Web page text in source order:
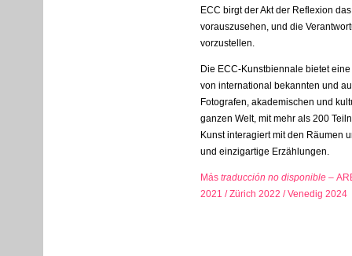
ECC birgt der Akt der Reflexion
vorauszusehen, und die
vorzustellen.
Die ECC-Kunstbiennale bietet
von international bekannten und
Fotografen, akademischen und
ganzen Welt, mit mehr als 200
Kunst interagiert mit den Räumen
und einzigartige Erzählungen.
Más traducción no disponible –
2021 / Zürich 2022 / Venedig 2024